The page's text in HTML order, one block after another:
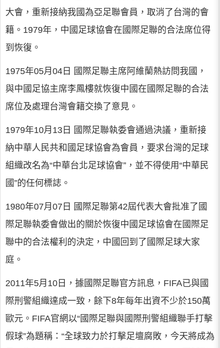
大會，重新接納我國為亞足聯會員，取消了台灣的會
籍。1979年，中國足球協會在國際足聯的合法席位得
到恢復。
1975年05月04日 國際足聯主席阿維蘭熱訪問我國，
與中國足協主席李鳳樓就恢復中國在國際足聯的合法
席位及處理台灣會籍交換了意見。
1979年10月13日 國際足聯執委會通過決議，重新接
納中華人民共和國足球協會為會員，要求台灣的足球
組織改名為“中華台北足球協會”，並不得使用“中華民
國”的任何標誌。
1980年07月07日 國際足聯第42屆代表大會批准了國
際足聯執委會做出的關於恢復中國足球協會在國際足
聯中的合法權利的決定，中國回到了國際足球大家
庭。
2011年5月10日，據國際足聯官方訊息，FIFA已與國
際刑警組織達成一致，餘下8年每年出資不少於150萬
歐元。FIFA官網以“國際足聯與國際刑警組織聯手打擊
假球”為題稱：“全球致力於打擊足壇腐敗，今天將成為